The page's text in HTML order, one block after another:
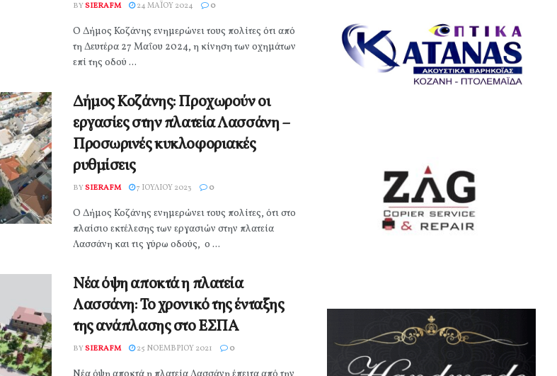
BYSIERAFM 24 ΜΑΪ́ΟΥ 2024 0
Ο Δήμος Κοζάνης ενημερώνει τους πολίτες ότι από
τη Δευτέρα 27 Μαΐου 2024, η κίνηση των οχημάτων
επί της οδού ...
Δήμος Κοζάνης: Προχωρούν οι
εργασίες στην πλατεία Λασσάνη –
Προσωρινές κυκλοφοριακές
ρυθμίσεις
BYSIERAFM 7 ΙΟΥΛΊΟΥ 2023 0
Ο Δήμος Κοζάνης ενημερώνει τους πολίτες, ότι στo
πλαίσιo εκτέλεσης των εργασιών στην πλατεία
Λασσάνη και τις γύρω οδούς, ο ...
Νέα όψη αποκτά η πλατεία
Λασσάνη: Το χρονικό της ένταξης
της ανάπλασης στο ΕΣΠΑ
BYSIERAFM 25 ΝΟΕΜΒΡΊΟΥ 2021 0